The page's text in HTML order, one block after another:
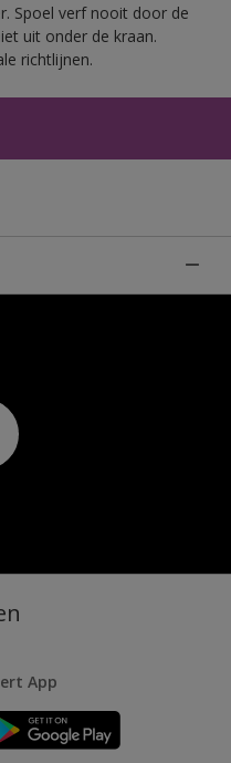
Spoel verf nooit door de
uit onder de kraan.
richtlijnen.
App